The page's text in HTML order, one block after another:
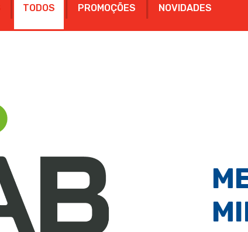
TODOS PROMOÇÕES NOVIDADES